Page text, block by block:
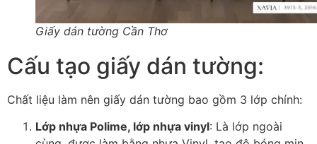
Giấy dán tường Cần Thơ
Cấu tạo giấy dán tường:
Chất liệu làm nên giấy dán tường bao gồm 3 lớp chính:
Lớp nhựa Polime, lớp nhựa vinyl: Là lớp ngoài